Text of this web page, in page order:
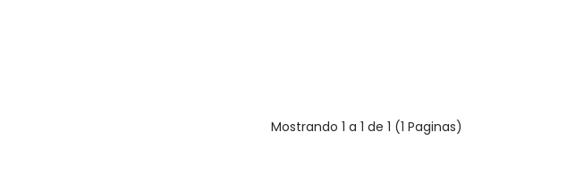
Mostrando 1 a 1 de 1 (1 Paginas)